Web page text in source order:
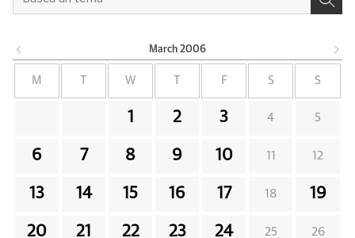
March 2006
M W F S S
1 2 3 4 5
6 7 8 9 10 11 12
13 14 15 16 17 18 19
20 21 22 23 24 25 26